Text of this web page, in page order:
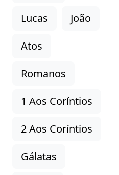
Lucas
João
Atos
Romanos
1 Aos Coríntios
2 Aos Coríntios
Gálatas